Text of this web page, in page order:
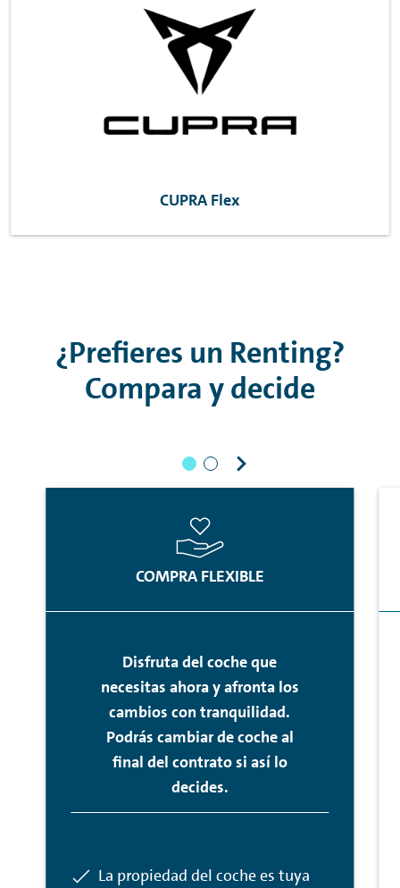
CUPRA Flex
¿Prefieres un Renting?
Compara y decide
COMPRA FLEXIBLE
Disfruta del coche que
necesitas ahora y afronta los
cambios con tranquilidad.
Podrás cambiar de coche al
final del contrato si así lo
decides.
Incluido:
La propiedad del coche es tuya